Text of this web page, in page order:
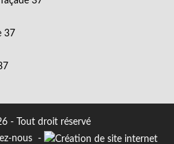
37
- Tout droit réservé
nous-